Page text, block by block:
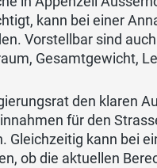
kann bei einer
Vorstellbar sind
Gesamtgewicht,
den klaren
für den
kann bei
ob die aktuellen